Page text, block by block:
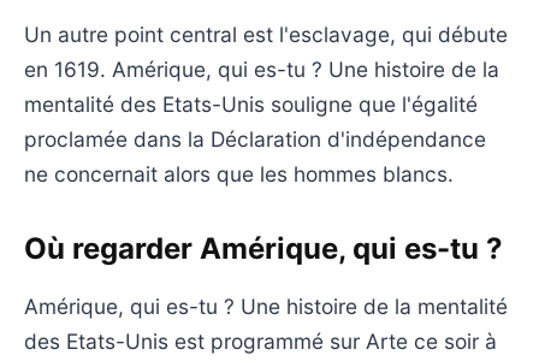
Un autre point central est l'esclavage, qui débute
en 1619. Amérique, qui es-tu ? Une histoire de la
mentalité des Etats-Unis souligne que l'égalité
proclamée dans la Déclaration d'indépendance
ne concernait alors que les hommes blancs.
Où regarder Amérique, qui es-tu ?
Amérique, qui es-tu ? Une histoire de la mentalité
des Etats-Unis est programmé sur Arte ce soir à